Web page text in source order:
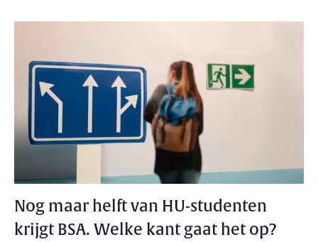
Nog maar helft van HU-studenten
krijgt BSA. Welke kant gaat het op?